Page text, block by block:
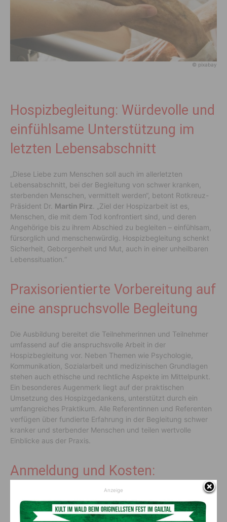
© pixabay
Hospizbegleitung: Würdevolle und
einfühlsame Unterstützung im
letzten Lebensabschnitt
„Diese Liebe zum Menschen soll auch im allerletzten
Lebensabschnitt, bei der Begleitung von schwer kranken,
sterbenden Menschen, vermittelt werden“, betont Rotkreuz-
Präsident Dr. Martin Pirz . „Ziel der Hospizarbeit ist es,
Menschen, die mit dem Tod konfrontiert sind, und deren
Angehörige bis zu ihrem Abschied zu begleiten – einfühlsam,
fürsorglich und menschenwürdig. Hospizbegleitung schenkt
Sicherheit, Geborgenheit und Mut, auch in einer unheilbaren
Lebenssituation.“
Praxisorientierte Vorbereitung auf
eine anspruchsvolle Begleitung
Die Ausbildung bereitet die Teilnehmerinnen und Teilnehmer
umfassend auf die anspruchsvolle Arbeit in der
Hospizbegleitung vor. Neben Themen wie Psychologie,
Kommunikation, Sozialarbeit und medizinischen Grundlagen
stehen auch ethische und rechtliche Aspekte im Mittelpunkt.
Ein besonderes Augenmerk liegt auf der praktischen
Umsetzung des Hospizgedankens, unterstützt durch ein
umfangreiches Praktikum. Alle Referentinnen und Referenten
verfügen über fundierte Erfahrung in der Begleitung schwer
kranker und sterbender Menschen und teilen wertvolle
Einblicke aus der Praxis.
Anmeldung und Kosten:
Empfohlen wird die Teilnahme ab einem Alter von 21 Jahren.
Die Ausbildung kostet 485 Euro. Interessierte können sich
telefonisch unter050 9144-1046oder per E-Mail an
Anzeige